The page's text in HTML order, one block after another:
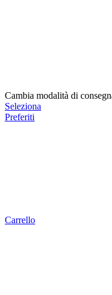
Cambia modalità di
Seleziona
Preferiti
Carrello